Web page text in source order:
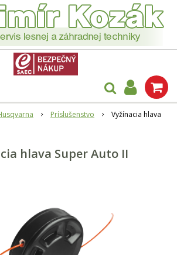
Príslušenstvo
Vyžínacia hlava
hlava Super Auto II